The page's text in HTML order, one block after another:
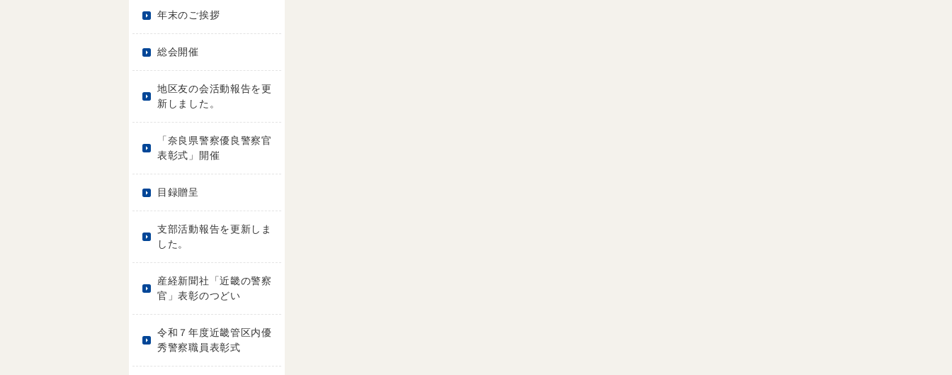
年末のご挨拶
総会開催
地区友の会活動報告を更
新しました。
「奈良県警察優良警察官
表彰式」開催
目録贈呈
支部活動報告を更新しま
した。
産経新聞社「近畿の警察
官」表彰のつどい
令和７年度近畿管区内優
秀警察職員表彰式